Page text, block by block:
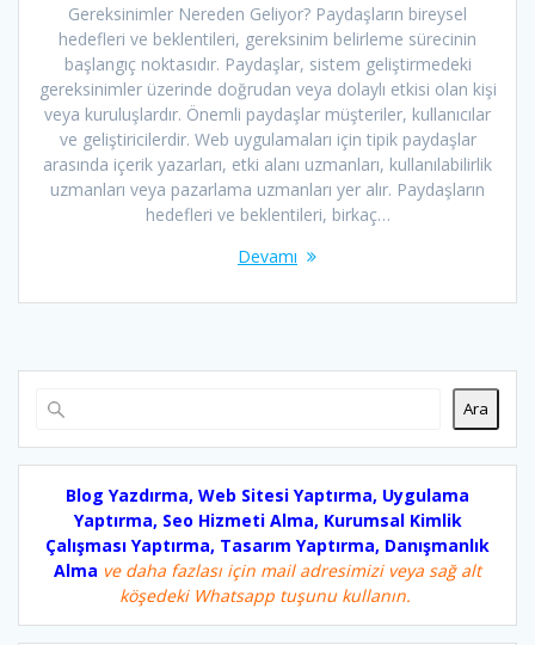
Gereksinimler Nereden Geliyor? Paydaşların bireysel
hedefleri ve beklentileri, gereksinim belirleme sürecinin
başlangıç ​​noktasıdır. Paydaşlar, sistem geliştirmedeki
gereksinimler üzerinde doğrudan veya dolaylı etkisi olan kişi
veya kuruluşlardır. Önemli paydaşlar müşteriler, kullanıcılar
ve geliştiricilerdir. Web uygulamaları için tipik paydaşlar
arasında içerik yazarları, etki alanı uzmanları, kullanılabilirlik
uzmanları veya pazarlama uzmanları yer alır. Paydaşların
hedefleri ve beklentileri, birkaç…
Devamı
Ara
Blog Yazdırma, Web Sitesi Yaptırma, Uygulama
Yaptırma, Seo Hizmeti Alma, Kurumsal Kimlik
Çalışması Yaptırma, Tasarım Yaptırma, Danışmanlık
Alma ve daha fazlası için mail adresimizi veya sağ alt
köşedeki Whatsapp tuşunu kullanın.